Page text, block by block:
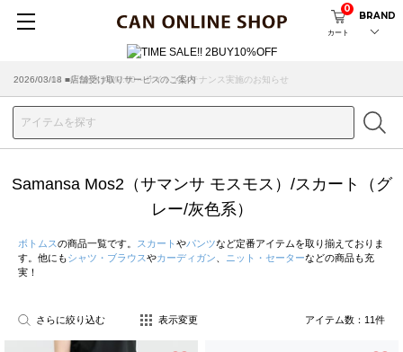
カート
0
BRAND
2026/08/04 ■8/13(木)AM2:00～サイトメンテナンス実施のお知らせ
2026/03/18 ■店舗受け取りサービスのご案内
Samansa Mos2（サマンサ モスモス）/スカート（グ
レー/灰色系）
ボトムスの商品一覧です。 スカート やパンツなど定番アイテムを取り揃えておりま
す。他にもシャツ・ブラウスやカーディガン ニット・セーターなどの商品も充
実！
さらに絞り込む 表示変更 アイテム数： 11件